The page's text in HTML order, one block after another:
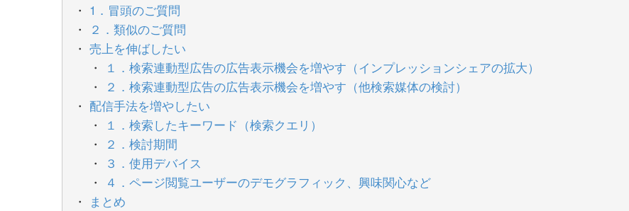
1．冒頭のご質問
２．類似のご質問
売上を伸ばしたい
１．検索連動型広告の広告表示機会を増やす（インプレッションシェアの拡大）
２．検索連動型広告の広告表示機会を増やす（他検索媒体の検討）
配信手法を増やしたい
１．検索したキーワード（検索クエリ）
２．検討期間
３．使用デバイス
４．ページ閲覧ユーザーのデモグラフィック、興味関心など
まとめ